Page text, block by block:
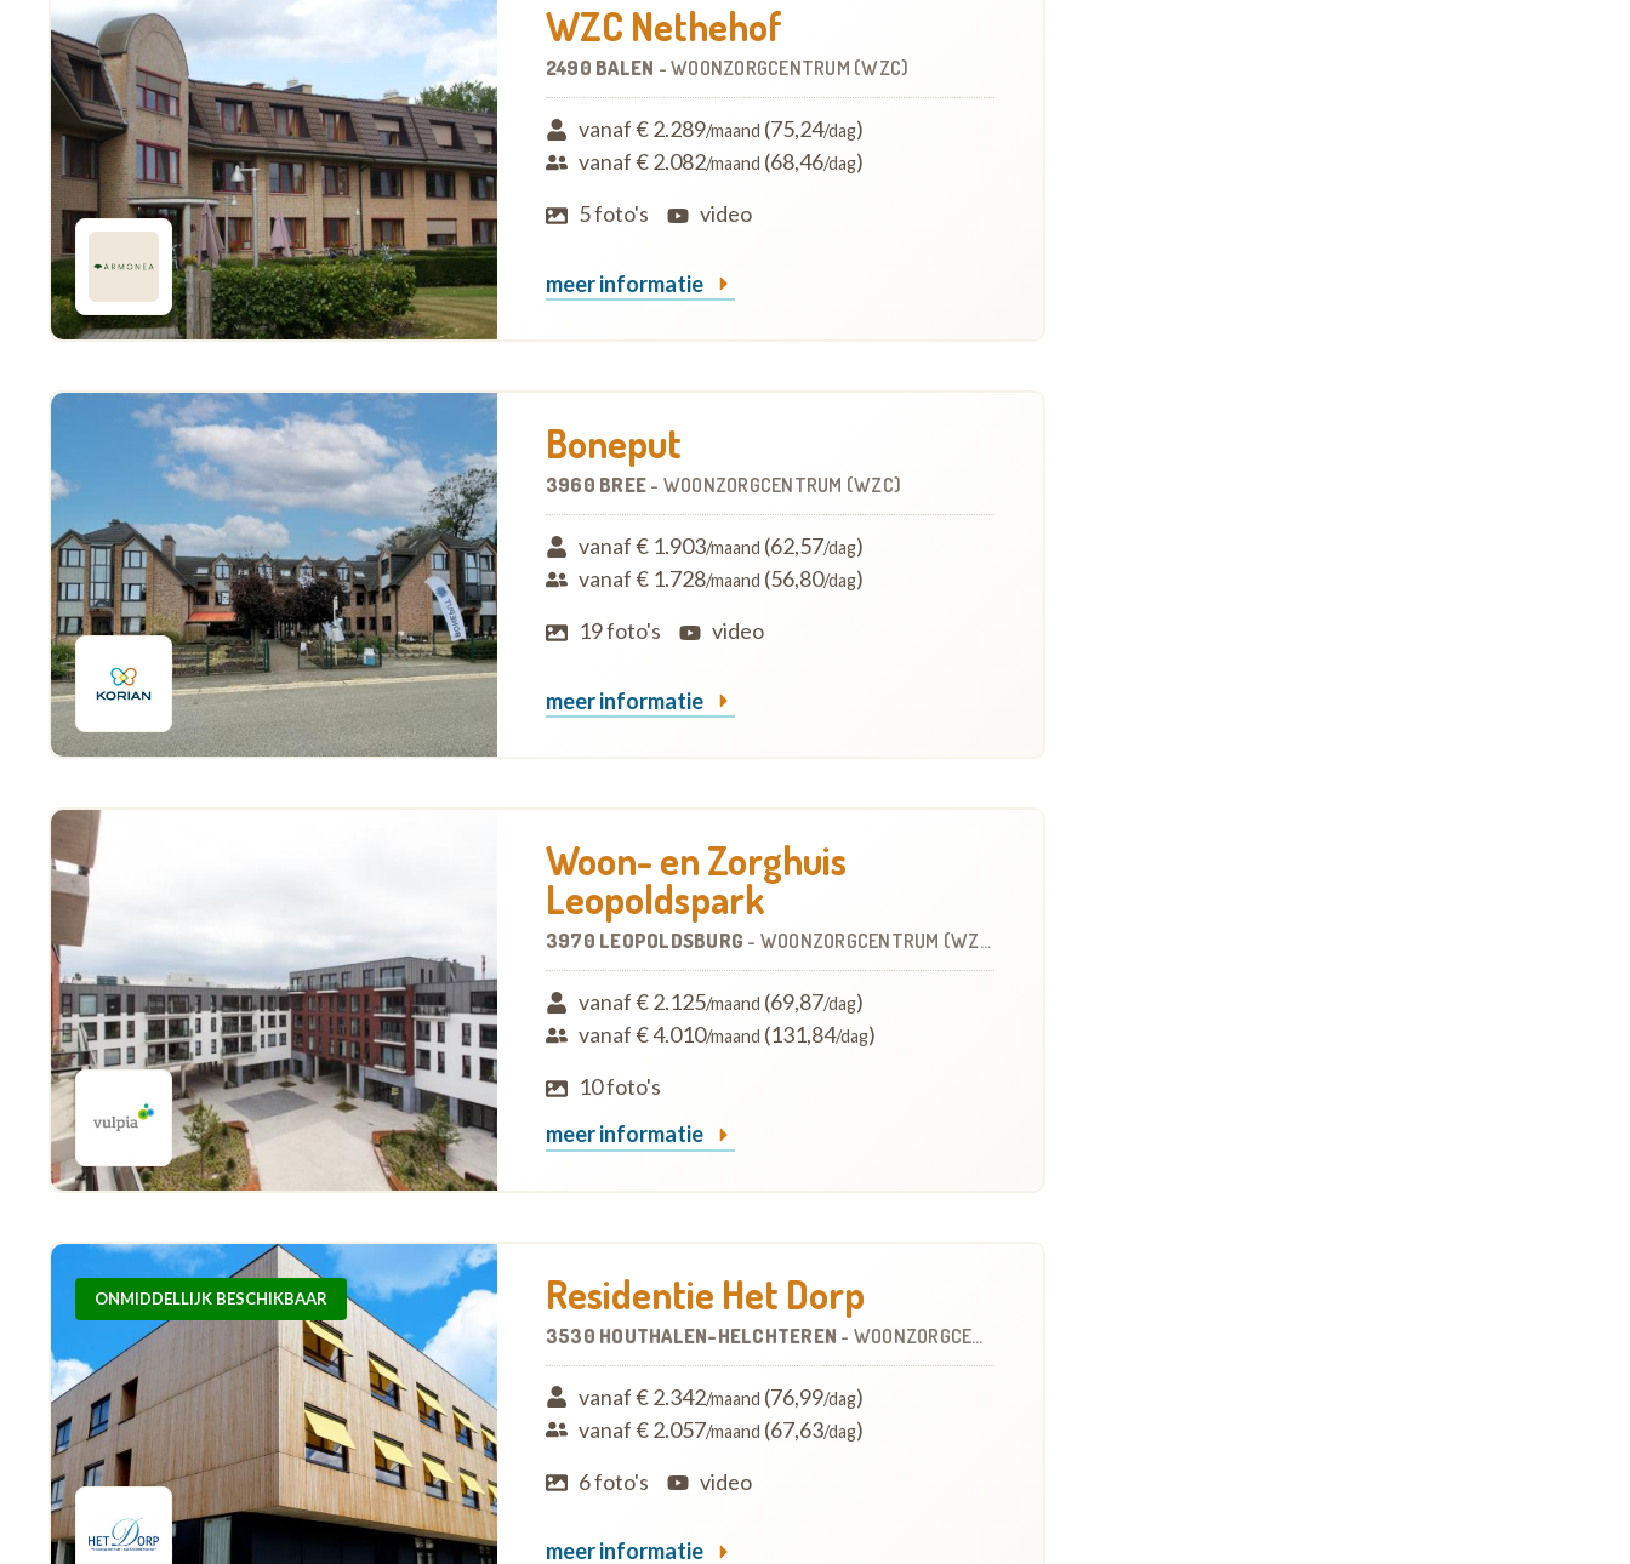
WZC Nethehof
2490 BALEN -WOONZORGCENTRUM (WZC)
vanaf € 2.289/maand (75,24/dag)
vanaf € 2.082/maand (68,46/dag)
5 foto's
video
meer informatie
Boneput
3960 BREE - WOONZORGCENTRUM (WZC)
vanaf € 1.903/maand (62,57/dag)
vanaf € 1.728/maand (56,80/dag)
19 foto's
video
meer informatie
Woon- en Zorghuis
Leopoldspark
3970 LEOPOLDSBURG - WOONZORGCENTRUM (WZC)
vanaf € 2.125/maand (69,87/dag)
vanaf € 4.010/maand (131,84/dag)
10 foto's
meer informatie
ONMIDDELLIJK BESCHIKBAAR Residentie Het Dorp
3530 HOUTHALEN-HELCHTEREN - WOONZORGCENTRUM (WZC)
vanaf € 2.342/maand (76,99/dag)
vanaf € 2.057/maand (67,63/dag)
6 foto's
video
meer informatie